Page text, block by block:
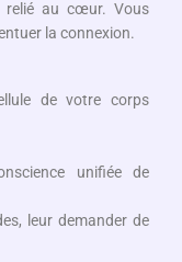
relié au cœur. Vous
la connexion.
de votre corps
unifiée de
leur demander de